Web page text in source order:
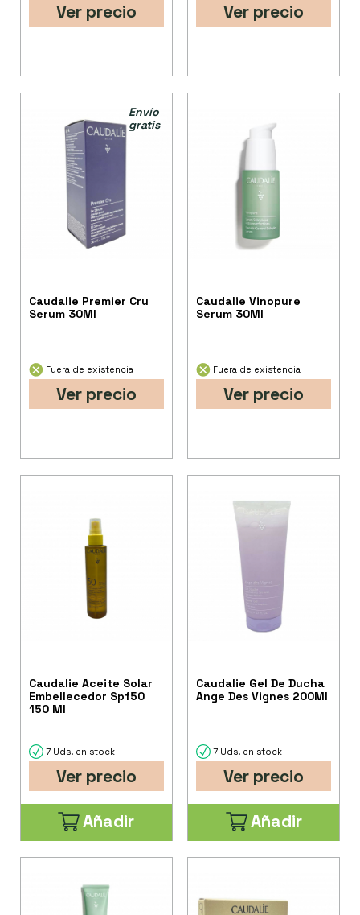
Ver precio Ver precio
Caudalie Premier Cru
Serum 30Ml
Envío
gratis
Fuera de existencia
Ver precio
Caudalie Vinopure
Serum 30Ml
Fuera de existencia
Ver precio
Caudalie Aceite Solar
Embellecedor Spf50
150 Ml
7 Uds. en stock
Ver precio
Añadir
Caudalie Gel De Ducha
Ange Des Vignes 200Ml
7 Uds. en stock
Ver precio
Añadir